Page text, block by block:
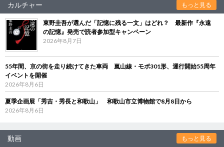
カルチャー もっと見る
東野圭吾が選んだ「記憶に残る一文」はどれ？ 最新作『永遠
の記憶』発売で読者参加型キャンペーン
2026年8月7日
55年間、京の街を走り続けてきた車両 嵐山線・モボ301形、運行開始55周年
イベントを開催
2026年8月6日
夏季企画展「秀吉・秀長と和歌山」 和歌山市立博物館で8月8日から
2026年8月6日
動画 もっと見る